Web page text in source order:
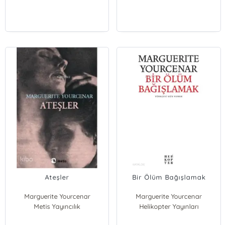
Ateşler
Marguerite Yourcenar
Metis Yayıncılık
Bir Ölüm Bağışlamak
Marguerite Yourcenar
Helikopter Yayınları